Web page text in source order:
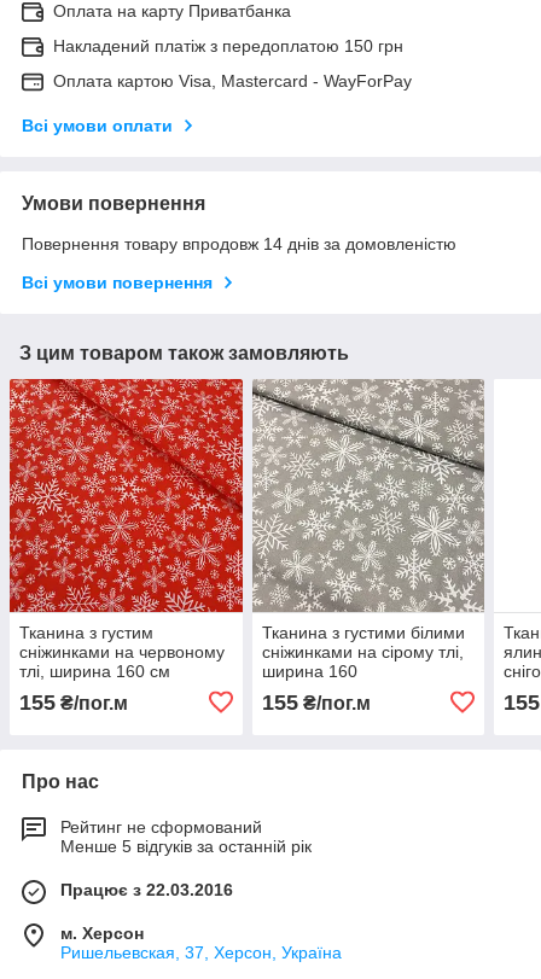
Оплата на карту Приватбанка
Накладений платіж з передоплатою 150 грн
Оплата картою Visa, Mastercard - WayForPay
Всі умови оплати
Умови повернення
Повернення товару впродовж 14 днів за домовленістю
Всі умови повернення
З цим товаром також замовляють
Тканина з густим
сніжинками на червоному
тлі, ширина 160 см
155 ₴/пог.м
Тканина з густими білими
сніжинками на сірому тлі,
ширина 160
155₴/пог.м
см
155
Про нас
Рейтинг не сформований
Менше 5 відгуків за останній рік
Працює з 22.03.2016
м. Херсон
Ришельевская, 37, Херсон, Україна